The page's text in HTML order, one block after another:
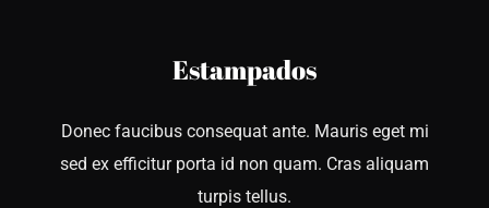
Estampados
Donec faucibus consequat ante. Mauris eget mi
sed ex efficitur porta id non quam. Cras aliquam
turpis tellus.